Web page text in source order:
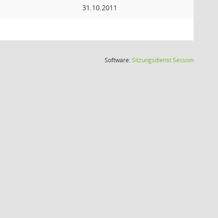
31.10.2011
Software:SitzungsdienstSession(Wird in